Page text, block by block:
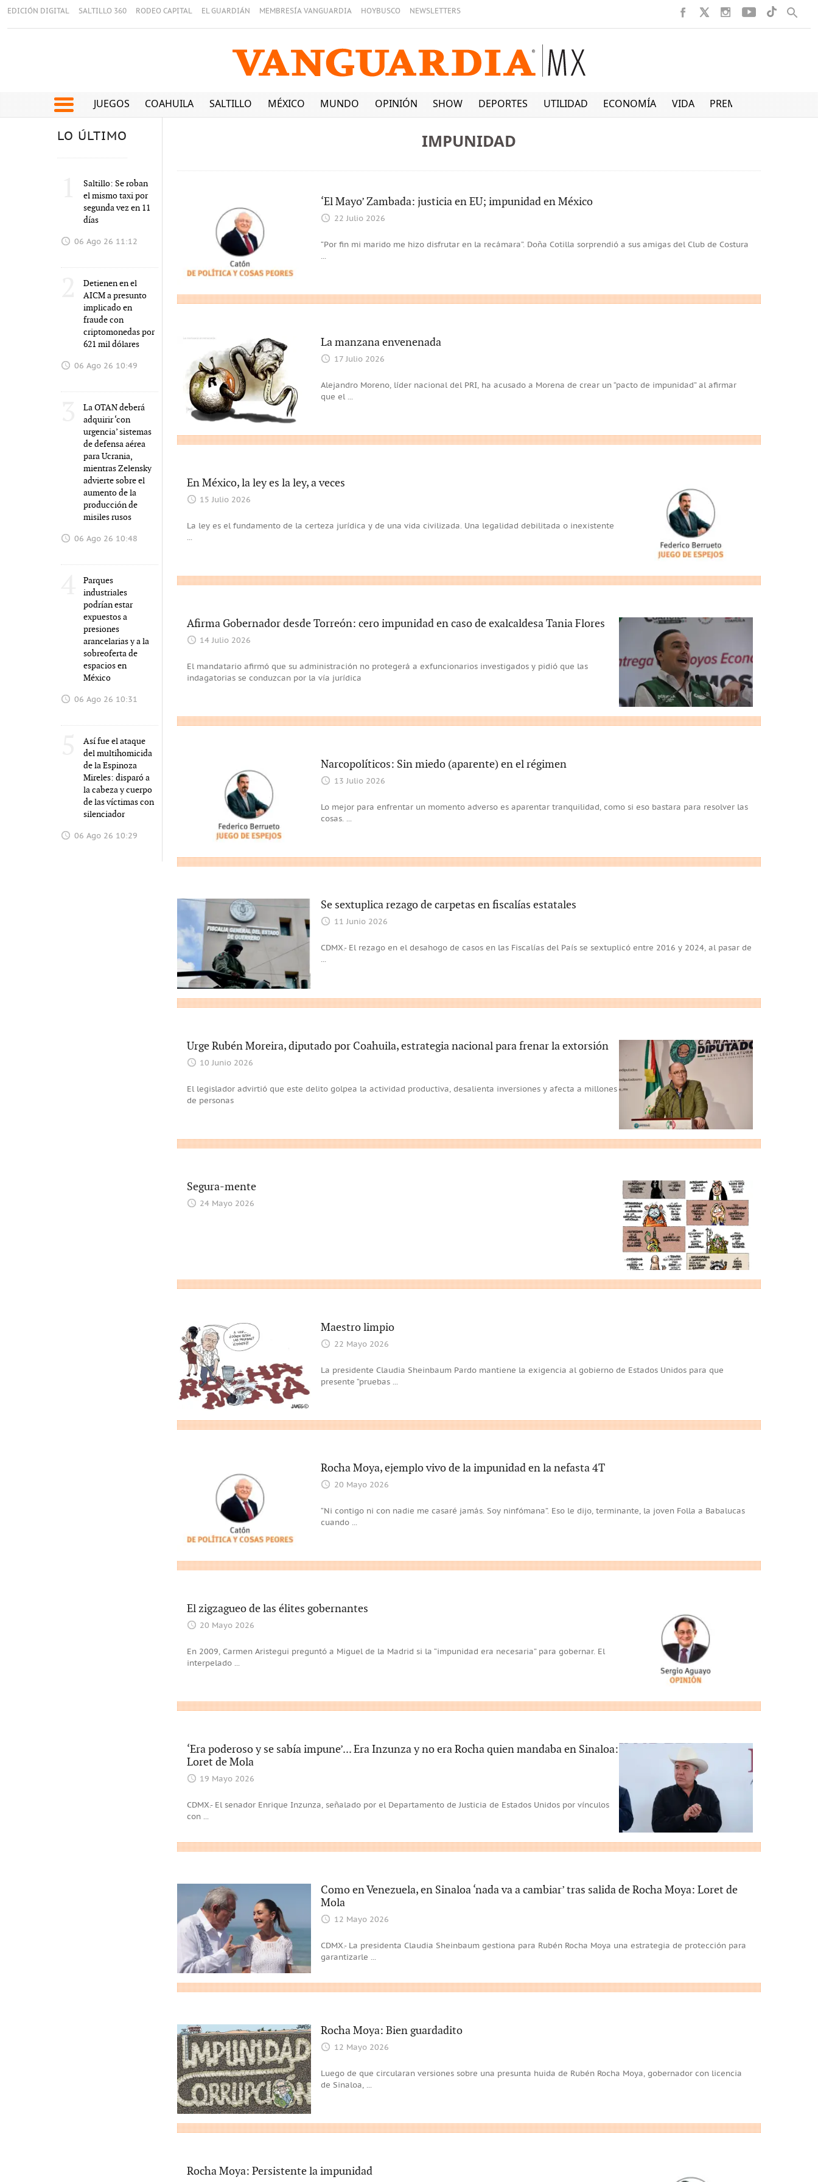
EDICIÓN DIGITAL SALTILLO 360 RODEO CAPITAL EL GUARDIÁN MEMBRESÍA VANGUARDIA HOYBUSCO NEWSLETTERS
JUEGOS COAHUILA SALTILLO MÉXICO MUNDO OPINIÓN SHOW DEPORTES UTILIDAD ECONOMÍA VIDA PREMIUM
LO ÚLTIMO
Saltillo: Se roban
el mismo taxi por
segunda vez en 11
días
06 Ago 26 11:12
Detienen en el
AICM a presunto
implicado en
fraude con
criptomonedas por
621 mil dólares
06 Ago 26 10:49
La OTAN deberá
adquirir ‘con
urgencia’ sistemas
de defensa aérea
para Ucrania,
mientras Zelensky
advierte sobre el
aumento de la
producción de
misiles rusos
06 Ago 26 10:48
Parques
industriales
podrían estar
expuestos a
presiones
arancelarias y a la
sobreoferta de
espacios en
México
06 Ago 26 10:31
Así fue el ataque
del multihomicida
de la Espinoza
Mireles: disparó a
la cabeza y cuerpo
de las víctimas con
silenciador
06 Ago 26 10:29
IMPUNIDAD
‘El Mayo’ Zambada: justicia en EU; impunidad en México
22 Julio 2026
“Por fin mi marido me hizo disfrutar en la recámara”. Doña Cotilla sorprendió a sus amigas del Club de Costura
...
La manzana envenenada
17 Julio 2026
Alejandro Moreno, líder nacional del PRI, ha acusado a Morena de crear un “pacto de impunidad” al afirmar
que el ...
En México, la ley es la ley, a veces
15 Julio 2026
La ley es el fundamento de la certeza jurídica y de una vida civilizada. Una legalidad debilitada o inexistente
...
Afirma Gobernador desde Torreón: cero impunidad en caso de exalcaldesa Tania Flores
14 Julio 2026
El mandatario afirmó que su administración no protegerá a exfuncionarios investigados y pidió que las
indagatorias se conduzcan por la vía jurídica
Narcopolíticos: Sin miedo (aparente) en el régimen
13 Julio 2026
Lo mejor para enfrentar un momento adverso es aparentar tranquilidad, como si eso bastara para resolver las
cosas. ...
Se sextuplica rezago de carpetas en fiscalías estatales
11 Junio 2026
CDMX.- El rezago en el desahogo de casos en las Fiscalías del País se sextuplicó entre 2016 y 2024, al pasar de
...
Urge Rubén Moreira, diputado por Coahuila, estrategia nacional para frenar la extorsión
10 Junio 2026
El legislador advirtió que este delito golpea la actividad productiva, desalienta inversiones y afecta a millones
de personas
Segura-mente
24 Mayo 2026
Maestro limpio
22 Mayo 2026
La presidente Claudia Sheinbaum Pardo mantiene la exigencia al gobierno de Estados Unidos para que
presente “pruebas
Rocha Moya, ejemplo vivo de la impunidad en la nefasta 4T
20 Mayo 2026
“Ni contigo ni con nadie me casaré jamás. Soy ninfómana”. Eso le dijo, terminante, la joven Folla a Babalucas
cuando ...
El zigzagueo de las élites gobernantes
20 Mayo 2026
En 2009, Carmen Aristegui preguntó a Miguel de la Madrid si la “impunidad era necesaria” para gobernar. El
interpelado ...
‘Era poderoso y se sabía impune’... Era Inzunza y no era Rocha quien mandaba en Sinaloa:
Loret de Mola
19 Mayo 2026
CDMX.- El senador Enrique Inzunza, señalado por el Departamento de Justicia de Estados Unidos por vínculos
con ...
Como en Venezuela, en Sinaloa ‘nada va a cambiar’ tras salida de Rocha Moya: Loret de
Mola
12 Mayo 2026
CDMX.- La presidenta Claudia Sheinbaum gestiona para Rubén Rocha Moya una estrategia de protección para
garantizarle ...
Rocha Moya: Bien guardadito
12 Mayo 2026
Luego de que circularan versiones sobre una presunta huida de Rubén Rocha Moya, gobernador con licencia
de Sinaloa, ...
Rocha Moya: Persistente la impunidad